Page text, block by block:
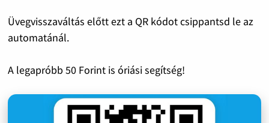
Üvegvisszaváltás előtt ezt a QR kódot csippantsd le az
automatánál.
A legapróbb 50 Forint is óriási segítség!